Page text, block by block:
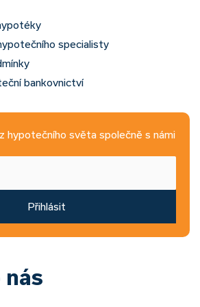
specialisty
bankovnictví
hypotečního světa společně s námi
Přihlásit
nás